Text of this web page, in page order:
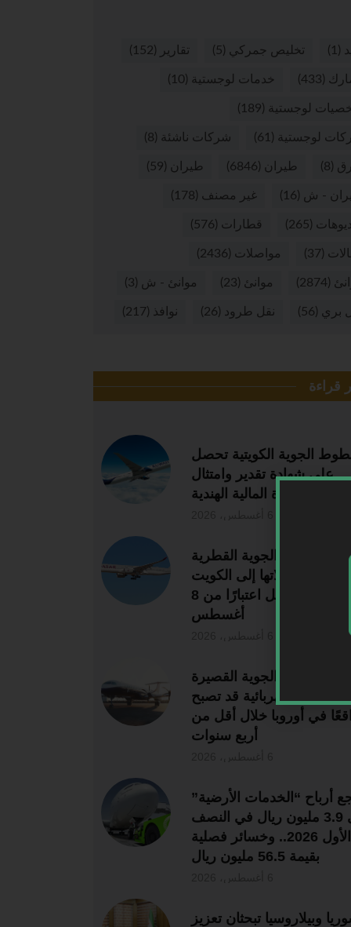
(1) تخليص جمركي (5) تقارير (152)
(433) خدمات لوجستية (10)
لوجستية (189)
لوجستية (61) شركات ناشئة (8)
(8) طيران (6846) طيران (59)
- ش (16) غير مصنف (178)
(265) قطارات (576)
(37) مواصلات (2436)
(2874) موانئ (23) موانئ - ش (3)
بري (56) نقل طرود (26) نوافذ (217)
قراءة
الجوية الكويتية تحصل
على شهادة تقدير وامتثال
من وزارة المالية الهندية
الخطوط الجوية القطرية
تستأنف رحلاتها إلى الكويت
والبحرين وأربيل اعتبارًا من 8
أغسطس
الرحلات الجوية القصيرة
الكهربائية قد تصبح
في أوروبا خلال أقل من
أربع سنوات
أرباح “الخدمات الأرضية”
إلى 3.9 مليون ريال في النصف
الأول 2026.. وخسائر فصلية
بقيمة 56.5 مليون ريال
وبيلاروسيا تبحثان تعزيز